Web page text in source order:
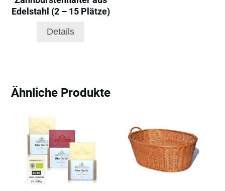
Edelstahl (2 – 15 Plätze)
Details
Ähnliche Produkte